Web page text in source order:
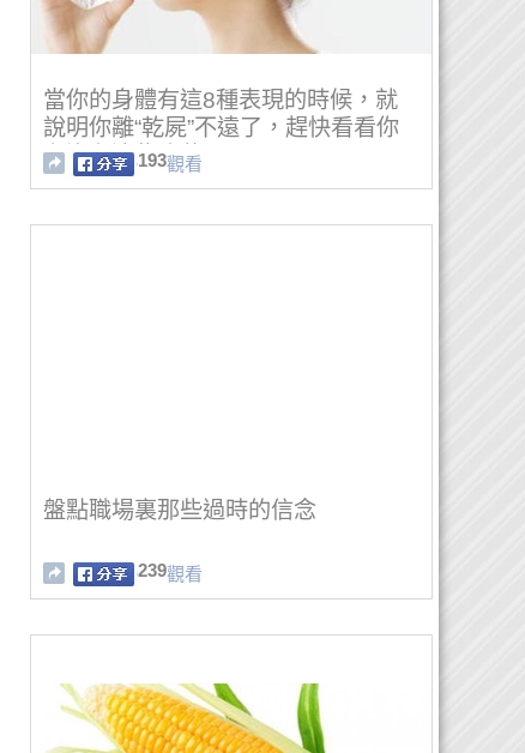
當你的身體有這8種表現的時候，就
說明你離“乾屍”不遠了，趕快看看你
有沒有這些症狀吧
193觀看
盤點職場裏那些過時的信念
239觀看